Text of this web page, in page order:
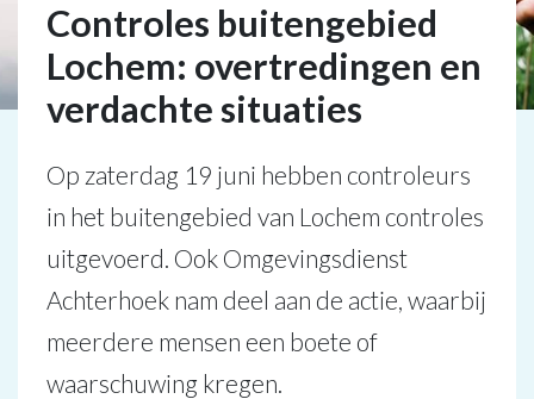
Controles buitengebied
Lochem: overtredingen en
verdachte situaties
Op zaterdag 19 juni hebben controleurs
in het buitengebied van Lochem controles
uitgevoerd. Ook Omgevingsdienst
Achterhoek nam deel aan de actie, waarbij
meerdere mensen een boete of
waarschuwing kregen.